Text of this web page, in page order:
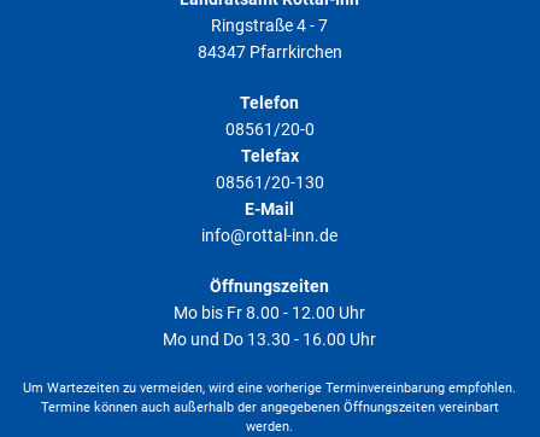
Ringstraße 4 - 7
84347 Pfarrkirchen
Telefon
08561/20-0
Telefax
08561/20-130
E-Mail
info@rottal-inn.de
Öffnungszeiten
Mo bis Fr 8.00 - 12.00 Uhr
Mo und Do 13.30 - 16.00 Uhr
Um Wartezeiten zu vermeiden, wird eine vorherige Terminvereinbarung empfohlen.
Termine können auch außerhalb der angegebenen Öffnungszeiten vereinbart
werden.